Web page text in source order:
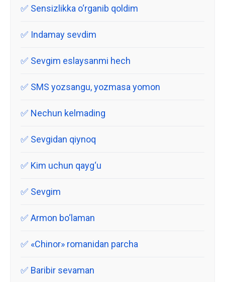
Sensizlikka o‘rganib qoldim
Indamay sevdim
Sevgim eslaysanmi hech
SMS yozsangu, yozmasa yomon
Nechun kelmading
Sevgidan qiynoq
Kim uchun qayg‘u
Sevgim
Armon bo‘laman
«Chinor» romanidan parcha
Baribir sevaman